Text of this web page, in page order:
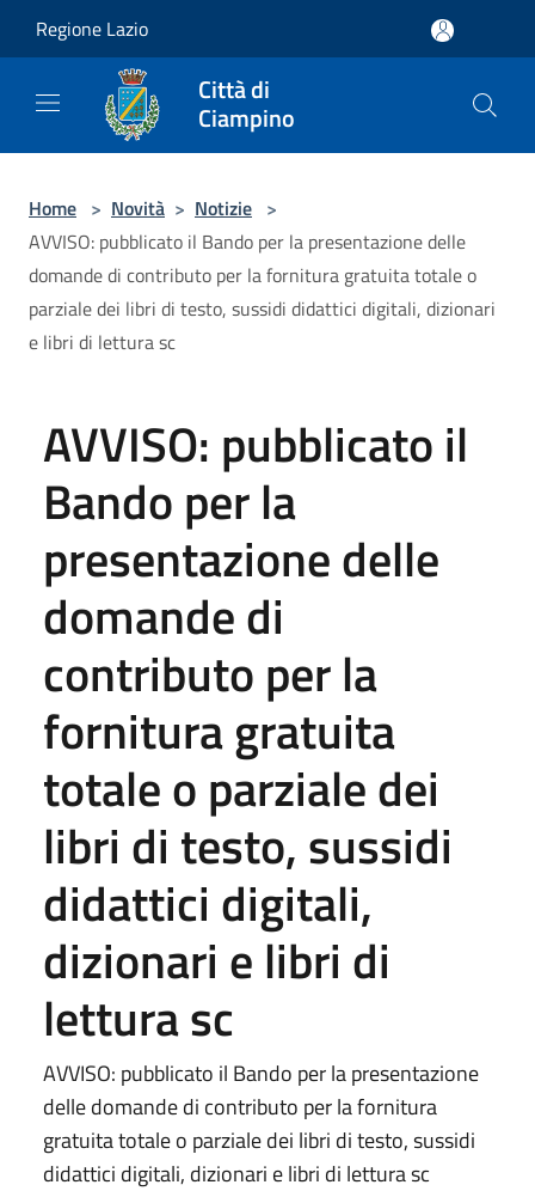
Regione Lazio
Città di
Ciampino
Home > Novità > Notizie >
AVVISO: pubblicato il Bando per la presentazione delle
domande di contributo per la fornitura gratuita totale o
parziale dei libri di testo, sussidi didattici digitali, dizionari
e libri di lettura sc
AVVISO: pubblicato il
Bando per la
presentazione delle
domande di
contributo per la
fornitura gratuita
totale o parziale dei
libri di testo, sussidi
didattici digitali,
dizionari e libri di
lettura sc
AVVISO: pubblicato il Bando per la presentazione
delle domande di contributo per la fornitura
gratuita totale o parziale dei libri di testo, sussidi
didattici digitali, dizionari e libri di lettura sc